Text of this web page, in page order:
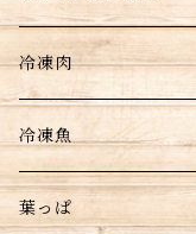
冷凍肉
冷凍魚
葉っぱ